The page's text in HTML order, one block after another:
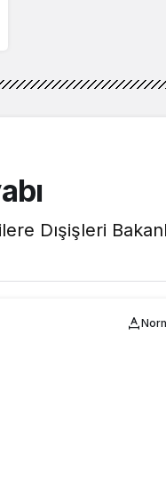
Dışişleri